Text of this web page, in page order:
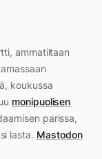
ammatiltaan
koukussa
monipuolisen
parissa,
lasta. Mastodon